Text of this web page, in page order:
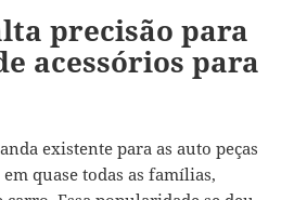
precisão para
acessórios para
existente para as auto peças
quase todas as famílias,